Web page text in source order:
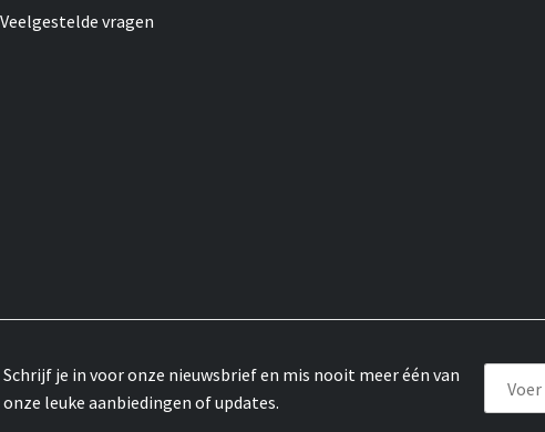
Veelgestelde vragen
Schrijf je in voor onze nieuwsbrief en mis nooit meer één van
onze leuke aanbiedingen of updates.